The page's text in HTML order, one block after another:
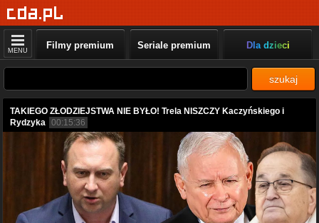
MENU Filmy premium Seriale premium Dla dzieci
szukaj
TAKIEGO ZŁODZIEJSTWA NIE BYŁO! Trela NISZCZY Kaczyńskiego i
Rydzyka 00:15:36